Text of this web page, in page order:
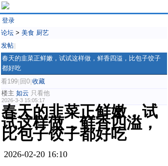
登录
论坛 > 美食 厨艺
发帖
春天的韭菜正鲜嫩，试试这样做，鲜香四溢，比包子饺子
都好吃
看199 回0 收藏
楼主 如云 只看他
2026-3-3 15:05:17
春天的韭菜正鲜嫩，试
试这样做，鲜香四溢，
比包子饺子都好吃
2026-02-20 16:10